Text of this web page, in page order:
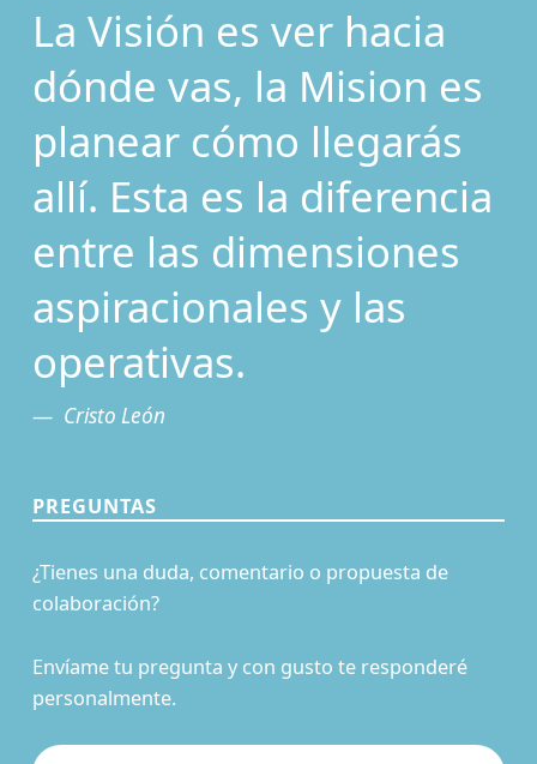
La Visión es ver hacia
dónde vas, la Mision es
planear cómo llegarás
allí. Esta es la diferencia
entre las dimensiones
aspiracionales y las
operativas.
Cristo León
PREGUNTAS
¿Tienes una duda, comentario o propuesta de
colaboración?
Envíame tu pregunta y con gusto te responderé
personalmente.